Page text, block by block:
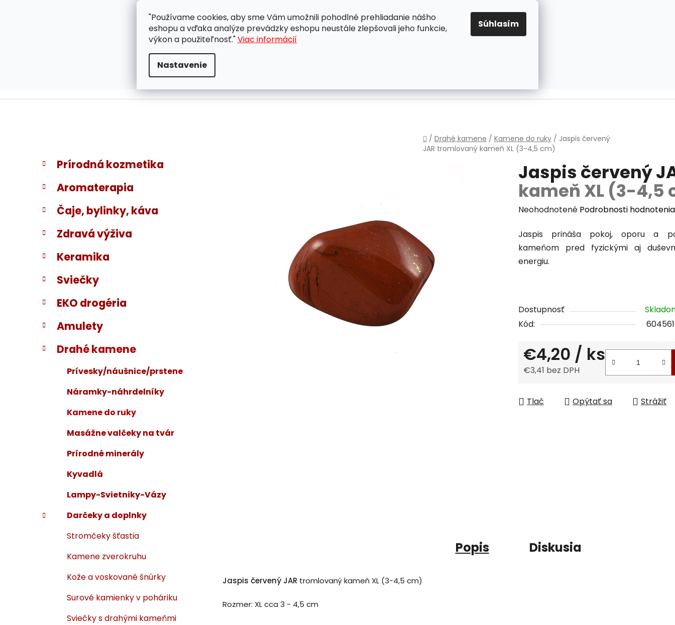
"Používame cookies, aby sme Vám umožnili pohodlné prehliadanie nášho
eshopu a vďaka analýze prevádzky eshopu neustále zlepšovali jeho funkcie,
výkon a použiteľnosť."Viac informácií
Nastavenie
Súhlasím
ZÁKAZNÍCKA PODPORA OBCHODNÉ PODMIENKY OCHRANA OSOBNÝCH ÚDAJOV PRAVIDLÁ PRE COOKIES
EUR
Domov
/ Drahé kamene / Kamene do ruky / Jaspis červený
JAR tromlovaný kameň XL (3-4,5 cm)
B
č
ý
a
n
e
l
Preskočiť
kategórie
K
a
t
e
ó
i
Prírodná kozmetika
Aromaterapia
Čaje, bylinky, káva
Zdravá výživa
Keramika
Sviečky
EKO drogéria
Amulety
Drahé kamene
Prívesky/náušnice/prstene
Náramky-náhrdelníky
Kamene do ruky
Masážne valčeky na tvár
Prírodné minerály
Kyvadlá
Lampy-Svietniky-Vázy
Darčeky a doplnky
Stromčeky šťastia
Kamene zverokruhu
Kože a voskované šnúrky
Surové kamienky v poháriku
Sviečky s drahými kameňmi
Jaspis červený
kameň XL (3-4,5
Priemerné
produktu
je
0,0
hviezdičiek.
Neohodnotené Podrobnosti hodnotenia
Jaspis prináša pokoj, oporu a
kameňom pred fyzickými aj
energiu.
Dostupnosť
Kód:
604561
€4,20 / ks
€3,41 bez DPH
Tlač
Opýtať sa Strážiť
Popis Diskusia
Jaspis červený JAR tromlovaný kameň XL (3-4,5 cm)
Rozmer: XL cca 3 - 4,5 cm